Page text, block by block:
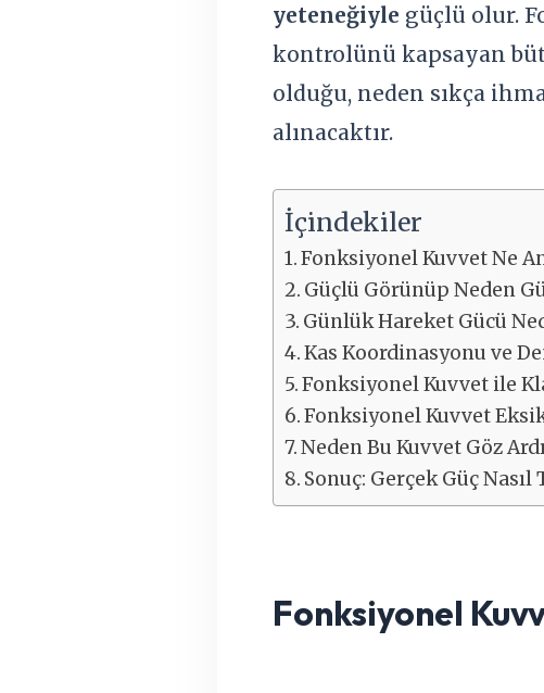
yeteneğiyle güçlü olur.
kontrolünü kapsayan
olduğu, neden sıkça
alınacaktır.
İçindekiler
Fonksiyonel Kuvvet Ne
Güçlü Görünüp Neden
Günlük Hareket Gücü
Kas Koordinasyonu ve
Fonksiyonel Kuvvet ile
Fonksiyonel Kuvvet
Neden Bu Kuvvet Göz
Sonuç: Gerçek Güç Nasıl
Fonksiyonel